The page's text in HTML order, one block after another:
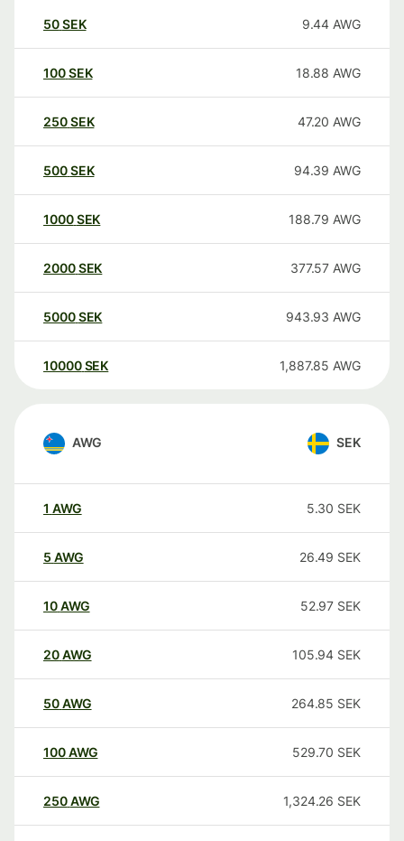
50SEK 9.44 AWG
100SEK 18.88 AWG
250SEK 47.20 AWG
500SEK 94.39 AWG
1000SEK 188.79 AWG
2000SEK 377.57 AWG
5000SEK 943.93 AWG
10000 SEK 1,887.85 AWG
AWG SEK
1 AWG 5.30 SEK
5 AWG 26.49 SEK
10AWG 52.97 SEK
20AWG 105.94 SEK
50AWG 264.85 SEK
100AWG 529.70 SEK
250AWG 1,324.26 SEK